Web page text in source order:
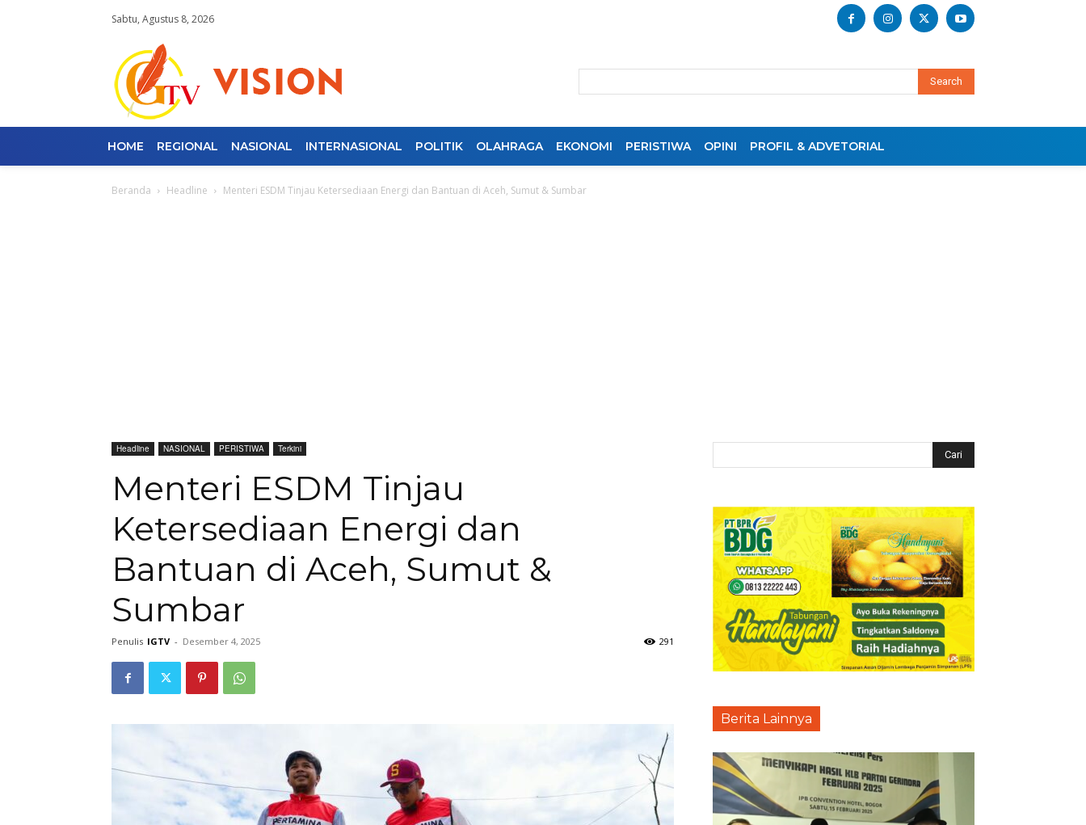
Sabtu, Agustus 8, 2026
Search
HOME REGIONAL NASIONAL INTERNASIONAL POLITIK OLAHRAGA EKONOMI PERISTIWA OPINI PROFIL & ADVETORIAL
Beranda Headline Menteri ESDM Tinjau Ketersediaan Energi dan Bantuan di Aceh, Sumut & Sumbar
Headline NASIONAL PERISTIWA Terkini
Menteri ESDM Tinjau
Ketersediaan Energi dan
Bantuan di Aceh, Sumut &
Sumbar
Penulis IGTV - Desember 4, 2025 291
Berita Lainnya